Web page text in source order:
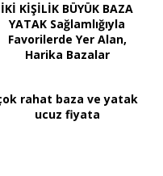
İKİ KİŞİLİK BÜYÜK BAZA
YATAK Sağlamlığıyla
Favorilerde Yer Alan,
Harika Bazalar
rahat baza ve yatak
ucuz fiyata